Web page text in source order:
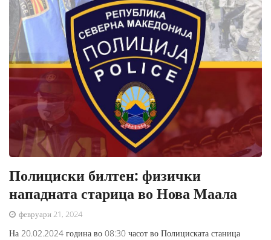
Полициски билтен: физички
нападната старица во Нова Маала
февруари 21, 2024
На 20.02.2024 година во 08:30 часот во Полициската станица